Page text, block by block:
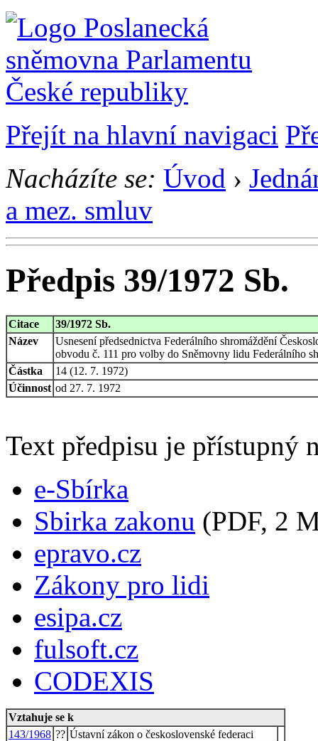
Přejít na hlavní navigaci
Nacházíte se: Úvod ›
a mez. smluv
Předpis 39/1972 Sb.
Citace
39/1972 Sb.
Název
Usnesení předsednictva Federálního shromáždění
obvodu č. 111 pro volby do Sněmovny lidu Federálního
Částka
14 (12. 7. 1972)
Účinnost od 27. 7. 1972
Text předpisu je přístupný
e-Sbírka
Sbirka zakonu (PDF, 2
epravo.cz
Zákony pro lidi
esipa.cz
fulsoft.cz
CODEXIS
Vztahuje se k
143/1968 ?? Ústavní zákon o československé federaci